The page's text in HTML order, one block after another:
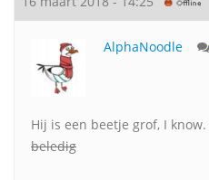
AlphaNoodle
Hij is een beetje grof, I know.
beledig